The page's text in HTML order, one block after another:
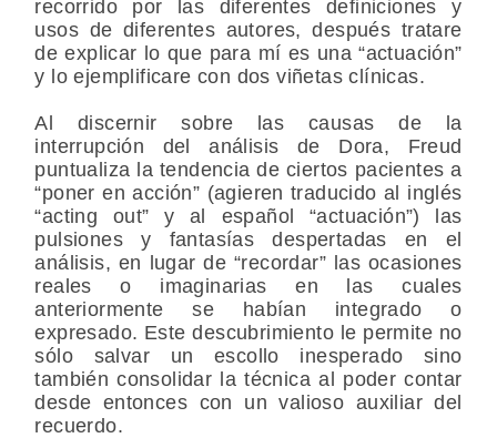
recorrido por las diferentes definiciones y
usos de diferentes autores, después tratare
de explicar lo que para mí es una “actuación”
y lo ejemplificare con dos viñetas clínicas.
Al discernir sobre las causas de la
interrupción del análisis de Dora, Freud
puntualiza la tendencia de ciertos pacientes a
“poner en acción” (agierentraducido al inglés
“acting out” y al español “actuación”) las
pulsiones y fantasías despertadas en el
análisis, en lugar de “recordar” las ocasiones
reales o imaginarias en las cuales
anteriormente se habían integrado o
expresado. Este descubrimiento le permite no
sólo salvar un escollo inesperado sino
también consolidar la técnica al poder contar
desde entonces con un valioso auxiliar del
recuerdo.